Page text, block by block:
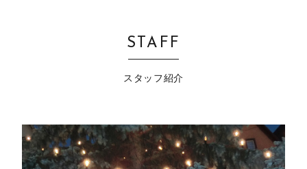
STAFF
スタッフ紹介